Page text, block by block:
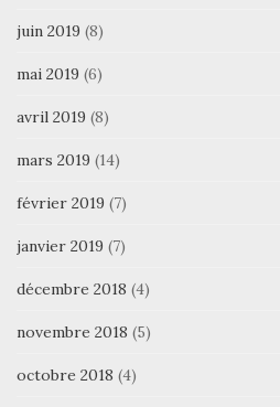
juin 2019 (8)
mai 2019 (6)
avril 2019 (8)
mars 2019 (14)
février 2019 (7)
janvier 2019 (7)
décembre 2018 (4)
novembre 2018 (5)
octobre 2018 (4)